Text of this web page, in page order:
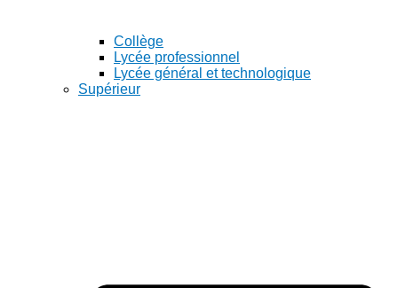
Collège
Lycée professionnel
Lycée général et technologique
Supérieur